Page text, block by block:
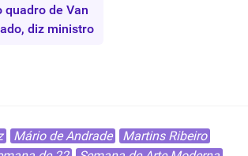
quadro de Van
diz ministro
Mário de Andrade
Martins Ribeiro